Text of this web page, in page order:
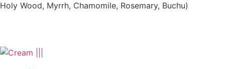
Holy Wood, Myrrh, Chamomile, Rosemary, Buchu)